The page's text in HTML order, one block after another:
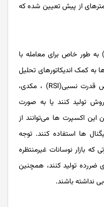
از پیش تعیین شده که
اکسپرت اندیکاتور (Indicator Expert) به طور خاص برای معامله با
به کمک اندیکاتورهای تحلیل
تکنیکال مثل میانگین متحرک، شاخص قدرت نسبی(RSI) ، مکدی،
تولید کنند یا به صورت
این اکسپرت ها می‌توانند از
ها استفاده کنند. توجه
بازار نوسانات غیرمنتظره
ضررده تولید کنند، همچنین
نداشته باشند.